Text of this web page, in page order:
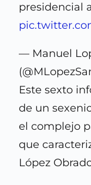
presidencial
— Manuel
Este sexto
de un
el complejo
que
López